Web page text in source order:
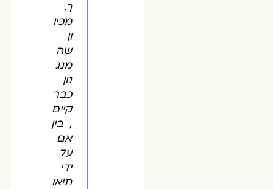
ך.
מכיו
ון
שה
מנג
נון
כבר
קיים
, בין
אם
על
ידי
תיאו